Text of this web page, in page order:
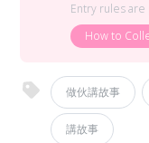
Entry rules
How to
做伙講故事
講故事